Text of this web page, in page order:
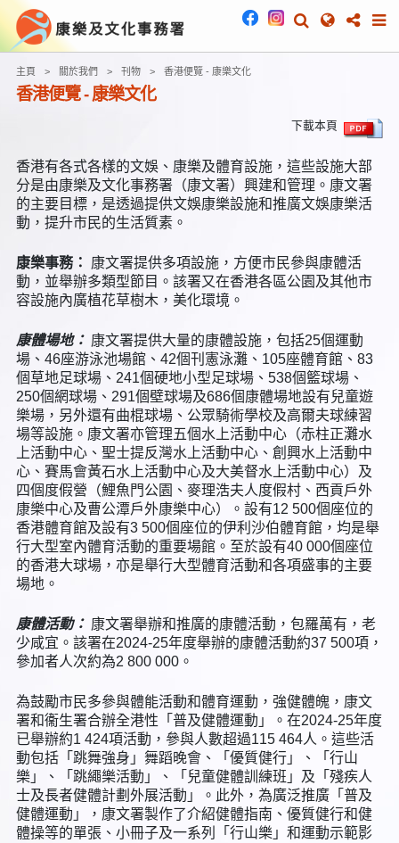
主頁 關於我們 刊物 香港便覽 - 康樂文化
香港便覽 - 康樂文化
下載本頁
香港有各式各樣的文娛、康樂及體育設施，這些設施大部
分是由康樂及文化事務署（康文署）興建和管理。康文署
的主要目標，是透過提供文娛康樂設施和推廣文娛康樂活
動，提升市民的生活質素。
康樂事務：
康文署提供多項設施，方便市民參與康體活
動，並舉辦多類型節目。該署又在香港各區公園及其他市
容設施內廣植花草樹木，美化環境。
康體場地： 康文署提供大量的康體設施，包括25個運動
場、46座游泳池場館、42個刊憲泳灘、105座體育館、83
個草地足球場、241個硬地小型足球場、538個籃球場、
250個網球場、291個壁球場及686個康體場地設有兒童遊
樂場，另外還有曲棍球場、公眾騎術學校及高爾夫球練習
場等設施。康文署亦管理五個水上活動中心（赤柱正灘水
上活動中心、聖士提反灣水上活動中心、創興水上活動中
心、賽馬會黃石水上活動中心及大美督水上活動中心）及
四個度假營（鯉魚門公園、麥理浩夫人度假村、西貢戶外
康樂中心及曹公潭戶外康樂中心）。設有12 500個座位的
香港體育館及設有3 500個座位的伊利沙伯體育館，均是舉
行大型室內體育活動的重要場館。至於設有40 000個座位
的香港大球場，亦是舉行大型體育活動和各項盛事的主要
場地。
康體活動： 康文署舉辦和推廣的康體活動，包羅萬有，老
少咸宜。該署在2024-25年度舉辦的康體活動約37 500項，
參加者人次約為2 800 000。
為鼓勵市民多參與體能活動和體育運動，強健體魄，康文
署和衞生署合辦全港性「普及健體運動」。在2024-25年度
已舉辦約1 424項活動，參與人數超過115 464人。這些活
動包括「跳舞強身」舞蹈晚會、「優質健行」、「行山
樂」、「跳繩樂活動」、「兒童健體訓練班」及「殘疾人
士及長者健體計劃外展活動」。此外，為廣泛推廣「普及
健體運動」，康文署製作了介紹健體指南、優質健行和健
體操等的單張、小冊子及一系列「行山樂」和運動示範影